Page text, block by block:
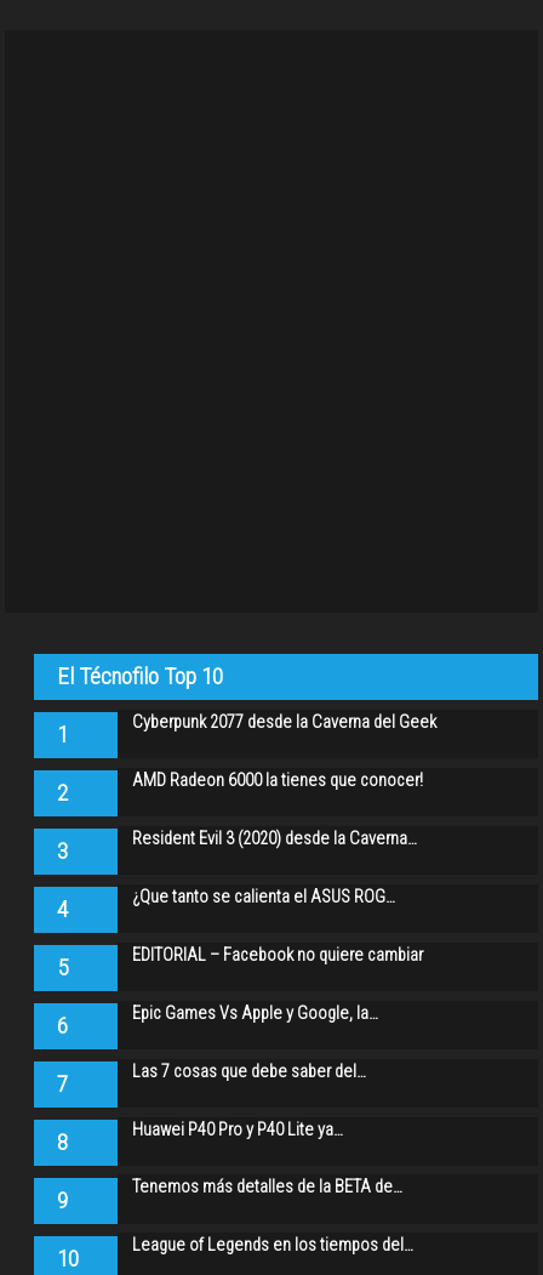
El Técnofilo Top 10
1 Cyberpunk 2077 desde la Caverna del Geek
2 AMD Radeon 6000 la tienes que conocer!
3 Resident Evil 3 (2020) desde la Caverna…
4 ¿Que tanto se calienta el ASUS ROG…
5 EDITORIAL – Facebook no quiere cambiar
6 Epic Games Vs Apple y Google, la…
7 Las 7 cosas que debe saber del…
8 Huawei P40 Pro y P40 Lite ya…
9 Tenemos más detalles de la BETA de…
10 League of Legends en los tiempos del…